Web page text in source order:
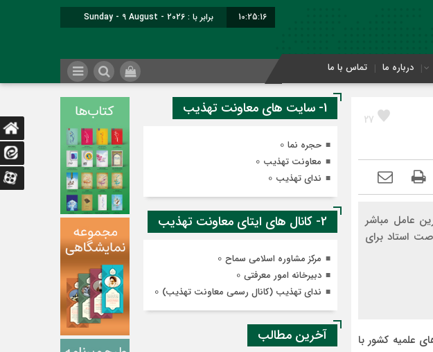
10:25:17 برابر با : Sunday - 9 August - 2026
درباره ما تماس با ما
27
عامل مباشر
استاد برای
علمیه کشور با
1- سایت های معاونت تهذیب
حجره نما
معاونت تهذیب
ندای تهذیب
2- کانال های ایتای معاونت تهذیب
مرکز مشاوره اسلامی سماح
دبیرخانه امور معرفتی
ندای تهذیب (کانال رسمی معاونت تهذیب)
آخرین مطالب